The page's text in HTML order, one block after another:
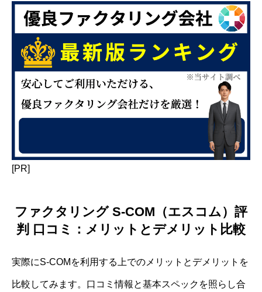
[PR]
ファクタリング S-COM（エスコム）評
判 口コミ：メリットとデメリット比較
実際にS-COMを利用する上でのメリットとデメリットを
比較してみます。口コミ情報と基本スペックを照らし合